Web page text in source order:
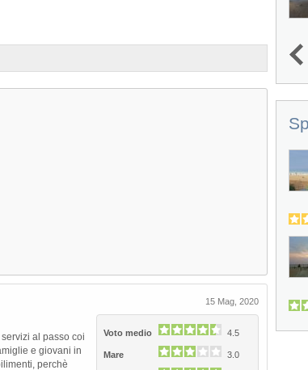
15 Mag, 2020
Voto medio 4.5
Mare 3.0
al passo coi
e giovani in
perchè